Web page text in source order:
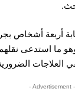
أربعة أشخاص
ما استدعى
- Advertisement -